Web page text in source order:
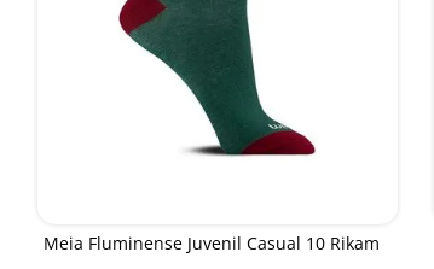
Meia Fluminense Juvenil Casual 10 Rikam